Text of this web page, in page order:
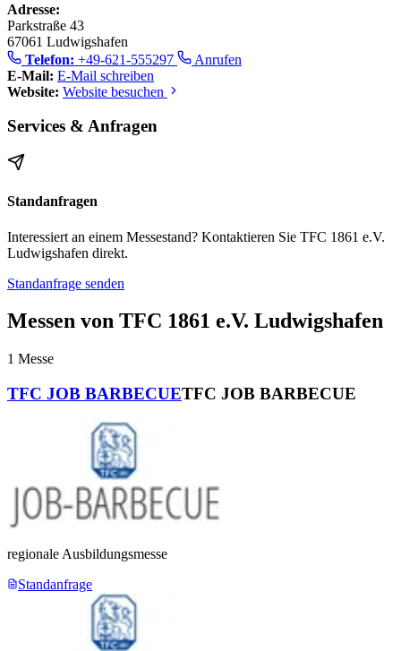
Adresse:
Parkstraße 43
67061 Ludwigshafen
Telefon: +49-621-555297
Anrufen
E-Mail: E-Mail schreiben
Website: Website besuchen
Services & Anfragen
Standanfragen
Interessiert an einem Messestand? Kontaktieren Sie TFC 1861 e.V.
Ludwigshafen direkt.
Standanfrage senden
Messen von TFC 1861 e.V. Ludwigshafen
1 Messe
TFC JOB BARBECUETFC JOB BARBECUE
regionale Ausbildungsmesse
Standanfrage